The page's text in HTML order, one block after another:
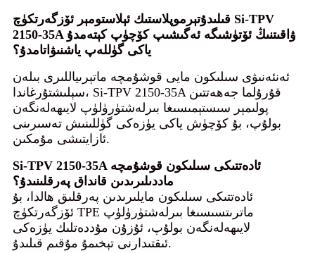
قىلىدۇتېرموپلاستىك ئېلاستومېر ئۆزگەرتكۈچ
Si-TPV
2150-35A ۋاقىتنىڭ ئۆتۈشىگە ئەگىشىپ كۆچۈپ كېتەمدۇ
ياكى گۈللەپ ياشنىۋاتامدۇ؟
ئەنئەنىۋى سىلىكون مايى قوشۇمچە ماتېرىياللىرى بىلەن
سېلىشتۇرغاندا، Si-TPV 2150-35A قۇرۇلما جەھەتتىن
پولىمېر سىستېمىسىغا بىرلەشتۈرۈلۈپ لايىھەلەنگەن
بولۇپ، بۇ كۆچۈش ياكى يۈزەكى گۈللىنىش تەسىرىنى
ئازايتىشى مۇمكىن.
Si-TPV 2150-35A ئادەتتىكى سىلىكون قوشۇمچە
ماددىلىرىدىن قانداق پەرقلىنىدۇ؟
ئادەتتىكى سىلىكون مايلىرىدىن پەرقلىق ھالدا، بۇ
ئۆزگەرتكۈچ TPE ماترىتسىسىغا بىرلەشتۈرۈلۈپ
لايىھەلەنگەن بولۇپ، ئۇزۇن مۇددەتلىك يۈزەكى
ئىقتىدارنى تېخىمۇ مۇقىم قىلىدۇ.